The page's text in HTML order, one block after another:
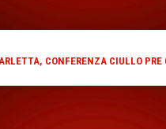
CONFERENZA CIULLO PRE